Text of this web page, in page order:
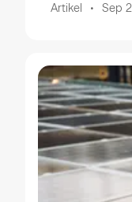
Artikel Sep